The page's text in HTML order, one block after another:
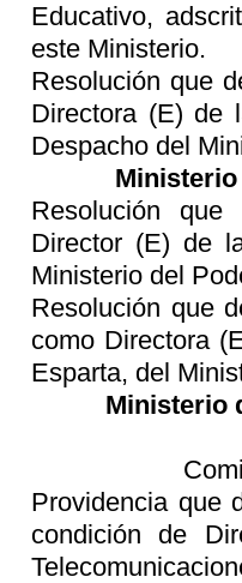
Educativo,
este Ministerio.
Resolución que
Directora (E) de
Despacho del
Resolución
Director (E) de
Ministerio del
Resolución que
como Directora
Esparta, del
Ministerio
Providencia que
condición de